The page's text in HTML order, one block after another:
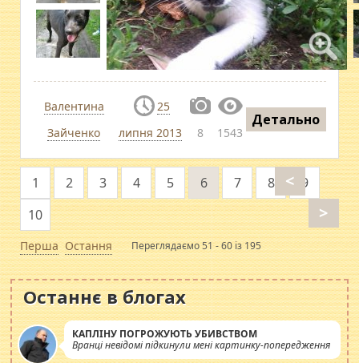
Валентина
Зайченко
25
липня 2013
8 1543
Детально
Перша
<
1 2 3 4 5 6 7 8
9
10
>
Остання Переглядаємо 51 - 60 із 195
Останнє в блогах
КАПЛІНУ ПОГРОЖУЮТЬ УБИВСТВОМ
Вранці невідомі підкинули мені картинку-попередження